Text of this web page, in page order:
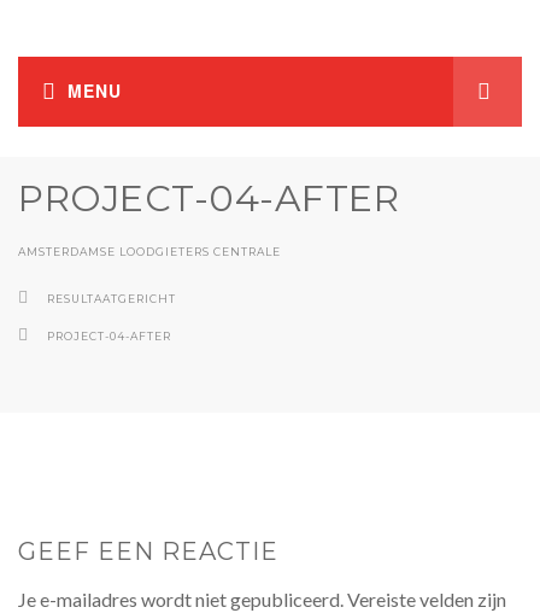
PROJECT-04-AFTER
AMSTERDAMSE LOODGIETERS CENTRALE
RESULTAATGERICHT
PROJECT-04-AFTER
GEEF EEN REACTIE
Je e-mailadres wordt niet gepubliceerd.Vereiste velden zijn